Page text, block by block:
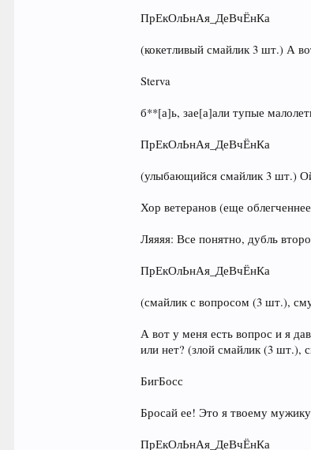
ПрЕкОлЬнАя_ДеВчЁнКа
(кокетливый смайлик 3 шт.) А
Sterva
б**[а]ь, зае[а]али тупые
ПрЕкОлЬнАя_ДеВчЁнКа
(улыбающийся смайлик 3 шт.)
Хор ветеранов (еще
Ляяяя: Все понятно, дубль
ПрЕкОлЬнАя_ДеВчЁнКа
(смайлик с вопросом (3 шт.),
А вот у меня есть вопрос и я
или нет? (злой смайлик (3 шт.),
БигБосс
Бросай ее! Это я твоему
ПрЕкОлЬнАя_ДеВчЁнКа